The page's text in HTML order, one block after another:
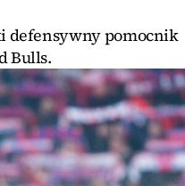
defensywny pomocnik
Bulls.